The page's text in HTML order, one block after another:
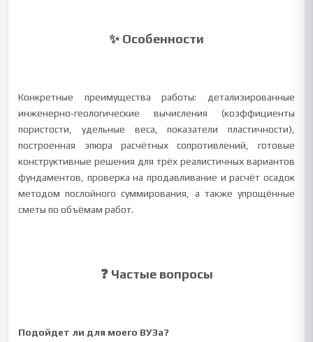
✨ Особенности
Конкретные преимущества работы: детализированные
инженерно‑геологические вычисления (коэффициенты
пористости, удельные веса, показатели пластичности),
построенная эпюра расчётных сопротивлений, готовые
конструктивные решения для трёх реалистичных вариантов
фундаментов, проверка на продавливание и расчёт осадок
методом послойного суммирования, а также упрощённые
сметы по объёмам работ.
❓ Частые вопросы
Подойдет ли для моего ВУЗа?